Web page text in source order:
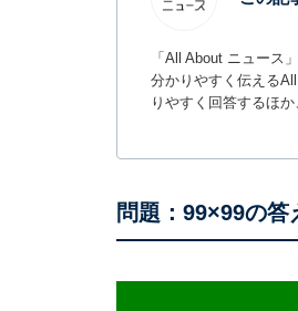
「All About ニュース
分かりやすく伝える
りやすく回答するほ
問題：99×99の答